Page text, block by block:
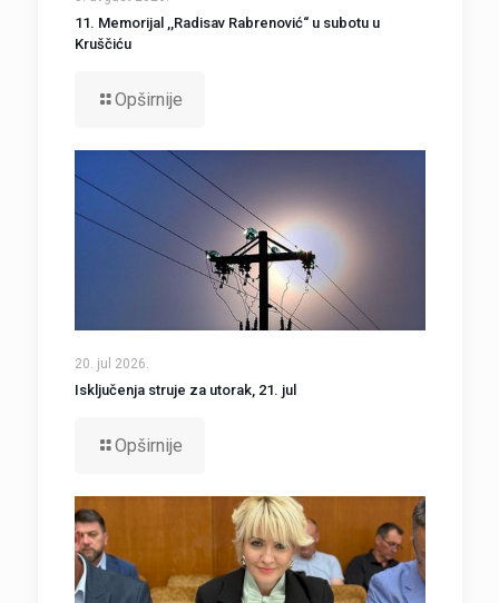
11. Memorijal ,,Radisav Rabrenović“ u subotu u
Kruščiću
Opširnije
20. jul 2026.
Isključenja struje za utorak, 21. jul
Opširnije